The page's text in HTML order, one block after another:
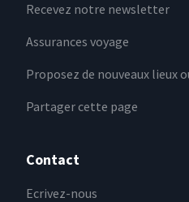
Recevez notre newsletter
Assurances voyage
Proposez de nouveaux lieux
Partager cette page
Contact
Ecrivez-nous